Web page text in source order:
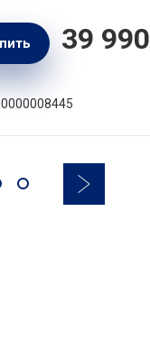
39 990